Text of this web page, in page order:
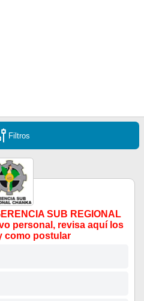
Filtros
SUB REGIONAL
personal, revisa aquí los
como postular